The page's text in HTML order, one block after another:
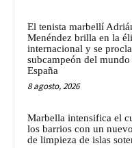
El tenista marbellí
Menéndez brilla en la
internacional y se
subcampeón del
España
8 agosto, 2026
Marbella intensifica el
los barrios con un
de limpieza de islas